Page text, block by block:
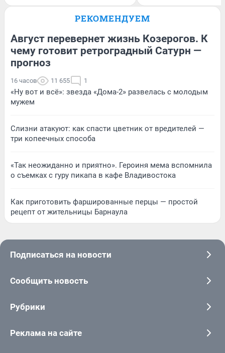
РЕКОМЕНДУЕМ
Август перевернет жизнь Козерогов. К
чему готовит ретроградный Сатурн —
прогноз
16 часов 11 655 1
«Ну вот и всё»: звезда «Дома-2» развелась с молодым
мужем
Слизни атакуют: как спасти цветник от вредителей —
три копеечных способа
«Так неожиданно и приятно». Героиня мема вспомнила
о съемках с гуру пикапа в кафе Владивостока
Как приготовить фаршированные перцы — простой
рецепт от жительницы Барнаула
Подписаться на новости
Сообщить новость
Рубрики
Реклама на сайте